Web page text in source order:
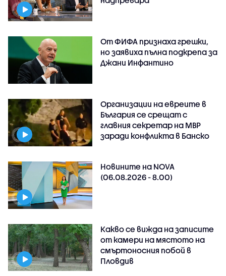
От ФИФА признаха грешки,
но заявиха пълна подкрепа за
Джани Инфантино
Организации на евреите в
България се срещат с
главния секретар на МВР
заради конфликта в Банско
Новините на NOVA
(06.08.2026 - 8.00)
Какво се вижда на записите
от камери на мястото на
смъртоносния побой в
Пловдив